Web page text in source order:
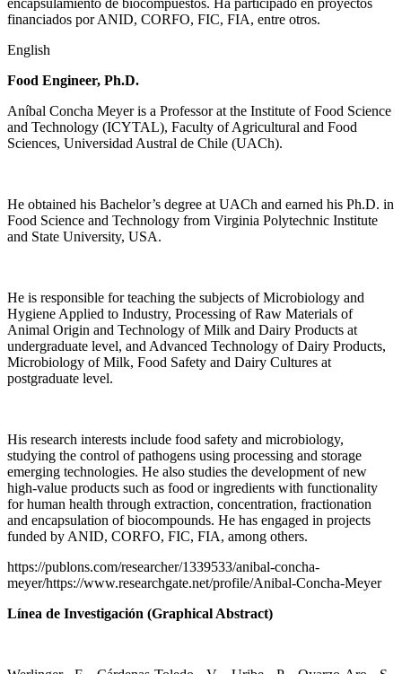
encapsulamiento de biocompuestos. Ha participado en proyectos
financiados por ANID, CORFO, FIC, FIA, entre otros.
English
Food Engineer, Ph.D.
Aníbal Concha Meyer is a Professor at the Institute of Food Science
and Technology (ICYTAL), Faculty of Agricultural and Food
Sciences, Universidad Austral de Chile (UACh).
He obtained his Bachelor’s degree at UACh and earned his Ph.D. in
Food Science and Technology from Virginia Polytechnic Institute
and State University, USA.
He is responsible for teaching the subjects of Microbiology and
Hygiene Applied to Industry, Processing of Raw Materials of
Animal Origin and Technology of Milk and Dairy Products at
undergraduate level, and Advanced Technology of Dairy Products,
Microbiology of Milk, Food Safety and Dairy Cultures at
postgraduate level.
His research interests include food safety and microbiology,
studying the control of pathogens using processing and storage
emerging technologies. He also studies the development of new
high-value products such as food or ingredients with functionality
for human health through extraction, concentration, fractionation
and encapsulation of biocompounds. He has engaged in projects
funded by ANID, CORFO, FIC, FIA, among others.
https://publons.com/researcher/1339533/anibal-concha-
meyer/https://www.researchgate.net/profile/Anibal-Concha-Meyer
Línea de Investigación (Graphical Abstract)